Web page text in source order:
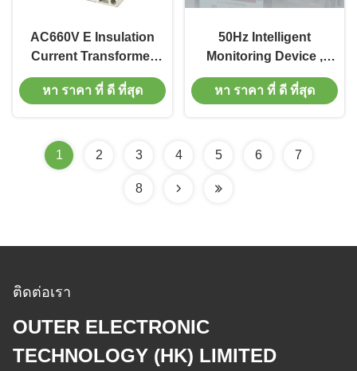
AC660V E Insulation
Current Transformer
Digital Speed Indicator
With With Square /
หา ราคา ที่ ดี ที่สุด
50Hz Intelligent
Monitoring Device ,
Differencial Pressure
Ljz Flow Monitor
หา ราคา ที่ ดี ที่สุด
1 2 3 4 5 6 7
8
ติดต่อเรา
OUTER ELECTRONIC
TECHNOLOGY (HK) LIMITED